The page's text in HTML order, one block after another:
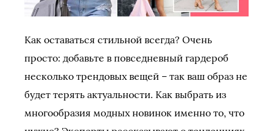
Как оставаться стильной всегда? Очень
просто: добавьте в повседневный гардероб
несколько трендовых вещей – так ваш образ не
будет терять актуальности. Как выбрать из
многообразия модных новинок именно то, что